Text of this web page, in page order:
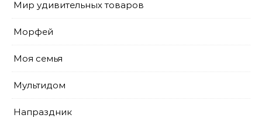
Мир удивительных товаров
Морфей
Моя семья
Мультидом
Напраздник